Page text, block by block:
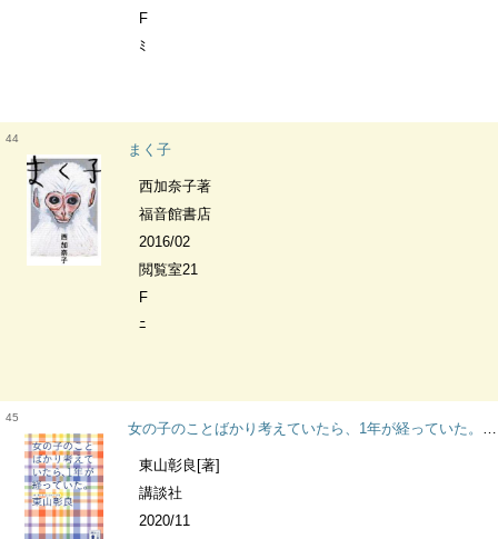
F
ﾐ
44
まく子
西加奈子著
福音館書店
2016/02
閲覧室21
F
ﾆ
45
女の子のことばかり考えていたら、1年が経っていた。 講談社文庫
東山彰良[著]
講談社
2020/11